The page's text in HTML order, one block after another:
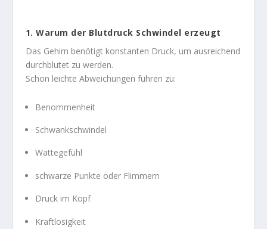
1. Warum der Blutdruck Schwindel erzeugt
Das Gehirn benötigt konstanten Druck, um ausreichend
durchblutet zu werden.
Schon leichte Abweichungen führen zu:
Benommenheit
Schwankschwindel
Wattegefühl
schwarze Punkte oder Flimmern
Druck im Kopf
Kraftlosigkeit